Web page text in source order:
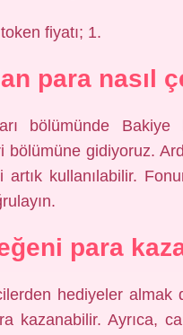
fiyatı; 1.
para nasıl
bölümünde Bakiye
bölümüne gidiyoruz.
kullanılabilir.
para
hediyeler almak
kazanabilir. Ayrıca,